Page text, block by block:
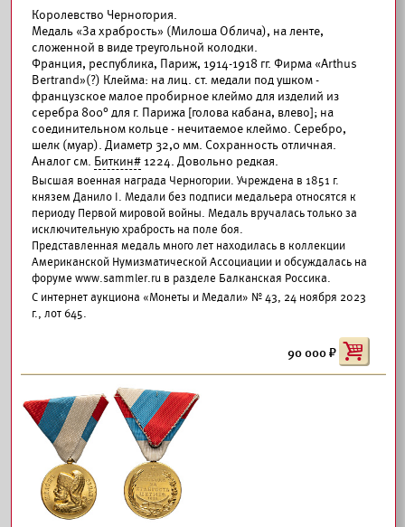
Королевство Черногория.
Медаль «За храбрость» (Милоша Облича), на ленте,
сложенной в виде треугольной колодки.
Франция, республика, Париж, 1914-1918 гг. Фирма «Arthus
Bertrand»(?) Клейма: на лиц. ст. медали под ушком -
французское малое пробирное клеймо для изделий из
серебра 800° для г. Парижа [голова кабана, влево]; на
соединительном кольце - нечитаемое клеймо. Серебро,
шелк (муар). Диаметр 32,0 мм. Сохранность отличная.
Аналог см. Биткин# 1224. Довольно редкая.
Высшая военная награда Черногории. Учреждена в 1851 г.
князем Данило I. Медали без подписи медальера относятся к
периоду Первой мировой войны. Медаль вручалась только за
исключительную храбрость на поле боя.
Представленная медаль много лет находилась в коллекции
Американской Нумизматической Ассоциации и обсуждалась на
форуме www.sammler.ru в разделе Балканская Россика.
С интернет аукциона «Монеты и Медали» № 43, 24 ноября 2023
г., лот 645.
90 000